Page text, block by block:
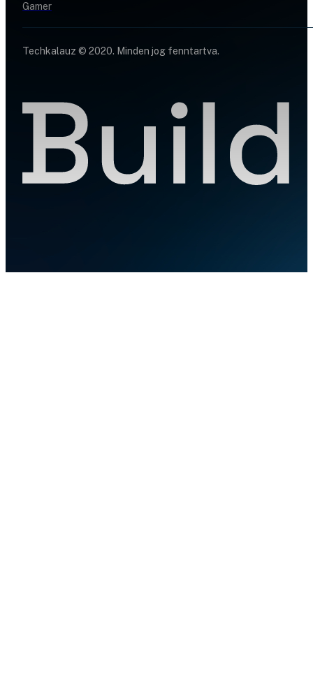
Gamer
Techkalauz © 2020. Minden jog fenntartva.